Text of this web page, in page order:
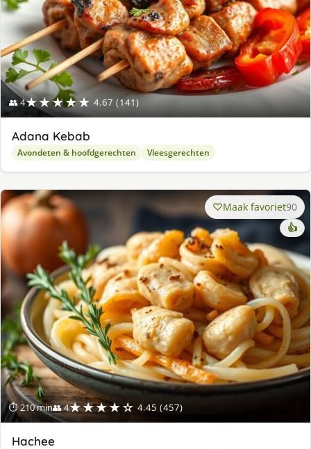
👥 4★★★★★ 4.67 (141)
Adana Kebab
Avondeten & hoofdgerechten Vleesgerechten
⏱ 210 min👥 4★★★★☆ 4.45 (457)
Maak favoriet90
👍
Hachee